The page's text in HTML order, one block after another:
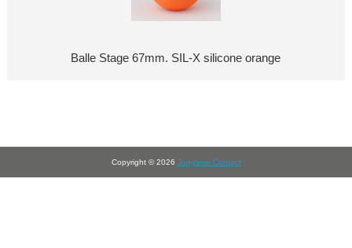
Balle Stage 67mm. SIL-X silicone orange
Copyright © 2026 Jonglerie Contact